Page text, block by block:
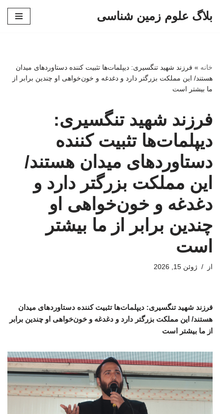
بلاگ علوم زمین شناسی
خانه » فرزند شهید تنگسیری: دیپلمات‌ها تثبیت کننده دستاوردهای میدان
هستند/ این مملکت بزرگتر دارد و دغدغه و خون‌خواهی او چندین برابر از
ما بیشتر است
فرزند شهید تنگسیری:
دیپلمات‌ها تثبیت کننده
دستاوردهای میدان هستند/
این مملکت بزرگتر دارد و
دغدغه و خون‌خواهی او
چندین برابر از ما بیشتر
است
از ژوئن 15, 2026
فرزند شهید تنگسیری: دیپلمات‌ها تثبیت کننده دستاوردهای میدان
هستند/ این مملکت بزرگتر دارد و دغدغه و خون‌خواهی او چندین برابر
از ما بیشتر است